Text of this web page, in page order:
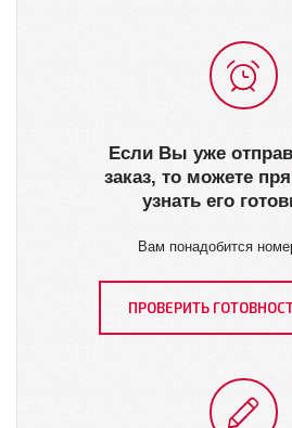
Если Вы уже
заказ, то можете
узнать его
Вам понадобится
ПРОВЕРИТЬ